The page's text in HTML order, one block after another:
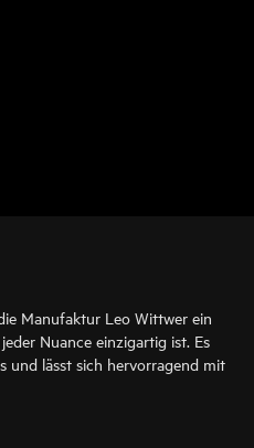
Manufaktur Leo Wittwer ein
Nuance einzigartig ist. Es
und lässt sich hervorragend mit